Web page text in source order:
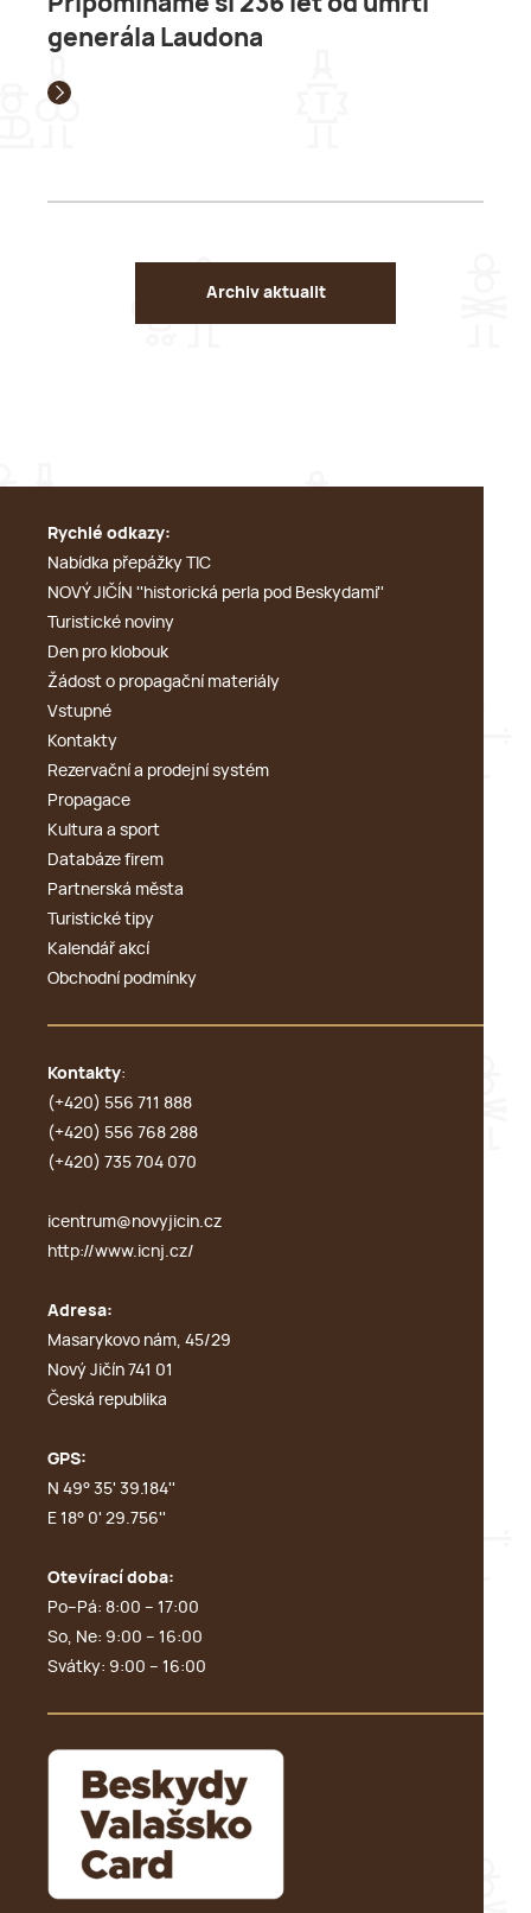
generála Laudona
Archiv aktualit
Rychlé odkazy:
Nabídka přepážky TIC
NOVÝ JIČÍN ''historická perla pod Beskydami''
Turistické noviny
Den pro klobouk
Žádost o propagační materiály
Vstupné
Kontakty
Rezervační a prodejní systém
Propagace
Kultura a sport
Databáze firem
Partnerská města
Turistické tipy
Kalendář akcí
Obchodní podmínky
Kontakty:
(+420) 556 711 888
(+420) 556 768 288
(+420) 735 704 070
icentrum@novyjicin.cz
http://www.icnj.cz/
Adresa:
Masarykovo nám, 45/29
Nový Jičín 741 01
Česká republika
GPS:
N 49° 35' 39.184''
E 18° 0' 29.756''
Otevírací doba:
Po–Pá: 8:00 – 17:00
So, Ne: 9:00 – 16:00
Svátky: 9:00 – 16:00